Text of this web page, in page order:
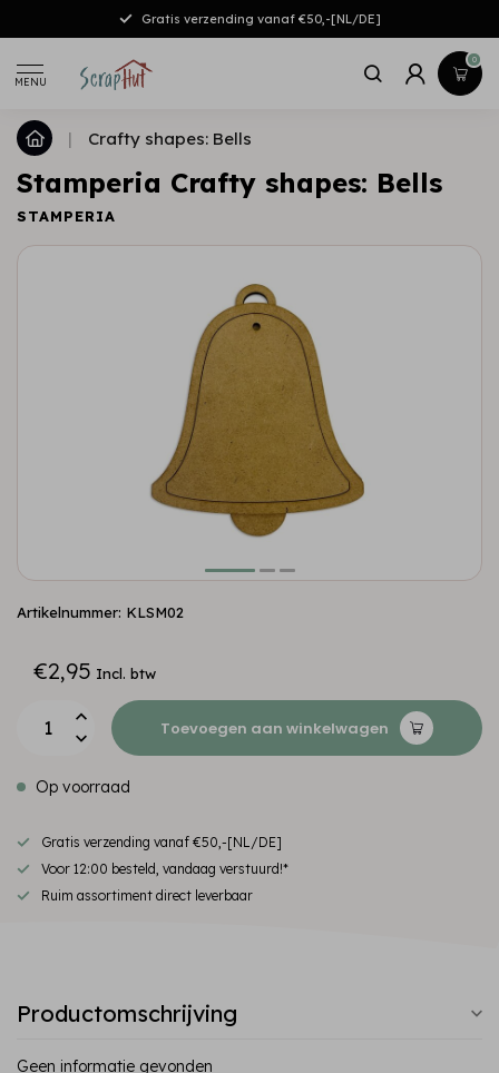
Gratis verzending vanaf €50,-[NL/DE]
MENU
0
| Crafty shapes: Bells
Stamperia Crafty shapes: Bells
STAMPERIA
Artikelnummer: KLSM02
€2,95 Incl. btw
Toevoegen aan winkelwagen
Op voorraad
Gratis verzending vanaf €50,-[NL/DE]
Voor 12:00 besteld, vandaag verstuurd!*
Ruim assortiment direct leverbaar
Productomschrijving
Geen informatie gevonden